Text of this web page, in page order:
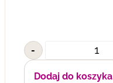
-
Dodaj do koszyka